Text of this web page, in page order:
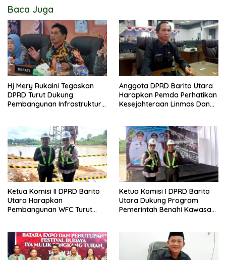
Baca Juga
Hj Mery Rukaini Tegaskan
DPRD Turut Dukung
Pembangunan Infrastruktur
Anggota DPRD Barito Utara
Harapkan Pemda Perhatikan
Kesejahteraan Linmas Dan
Ketua Komisi II DPRD Barito
Utara Harapkan
Pembangunan WFC Turut
Ketua Komisi I DPRD Barito
Utara Dukung Program
Pemerintah Benahi Kawasan